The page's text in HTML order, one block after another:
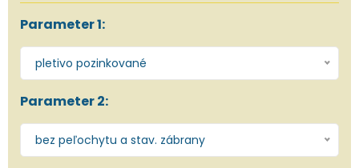
Parameter 1:
pletivo pozinkované
Parameter 2:
bez peľochytu a stav. zábrany